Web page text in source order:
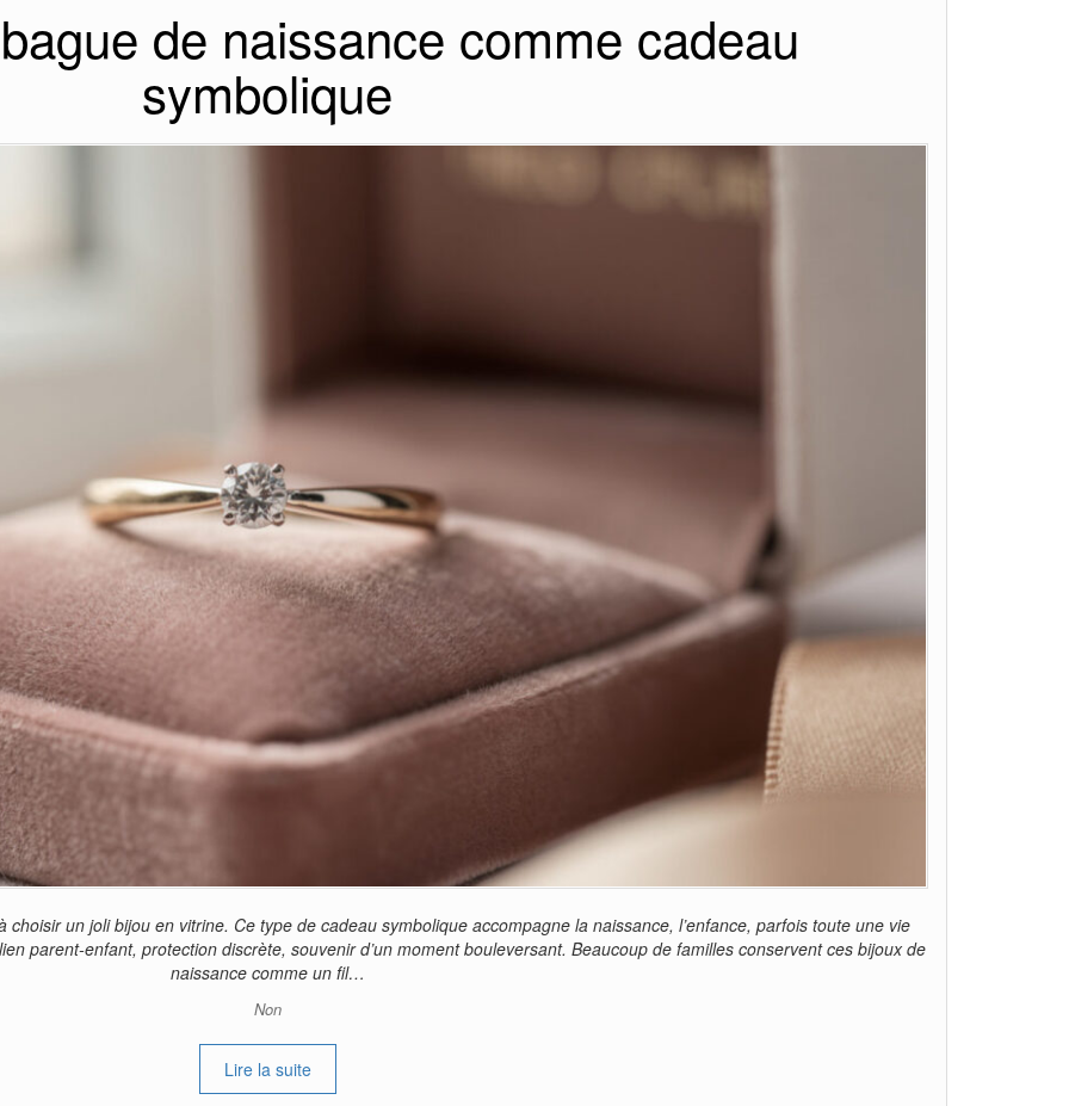
de naissance comme cadeau
symbolique
un joli bijou en vitrine. Ce type de cadeau symbolique accompagne la naissance, l’enfance, parfois toute une vie
parent-enfant, protection discrète, souvenir d’un moment bouleversant. Beaucoup de familles conservent ces bijoux de
naissance comme un fil…
Non
Lire la suite